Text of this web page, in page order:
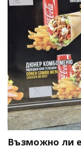
Възможно ли